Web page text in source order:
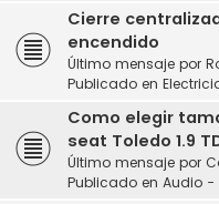
Cierre
encendido
Último mensaje por
Publicado en
Como elegir
seat Toledo 1.9
Último mensaje por
Publicado en Audio -